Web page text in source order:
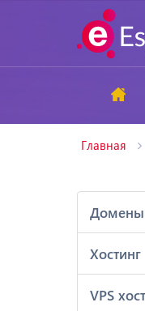
Главная
Домены
Хостинг
VPS